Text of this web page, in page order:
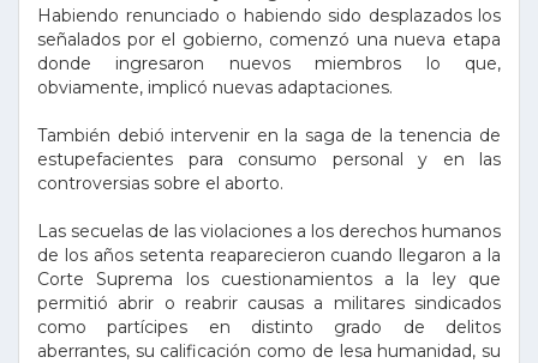
Habiendo renunciado o habiendo sido desplazados los
señalados por el gobierno, comenzó una nueva etapa
donde ingresaron nuevos miembros lo que,
obviamente, implicó nuevas adaptaciones.
También debió intervenir en la saga de la tenencia de
estupefacientes para consumo personal y en las
controversias sobre el aborto.
Las secuelas de las violaciones a los derechos humanos
de los años setenta reaparecieron cuando llegaron a la
Corte Suprema los cuestionamientos a la ley que
permitió abrir o reabrir causas a militares sindicados
como partícipes en distinto grado de delitos
aberrantes, su calificación como de lesa humanidad, su